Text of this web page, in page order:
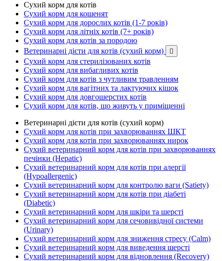
Сухий корм для котів
Сухий корм для кошенят
Сухий корм для дорослих котів (1-7 років)
Сухий корм для літніх котів (7+ років)
Сухий корм для котів за породою
Ветеринарні дієти для котів (сухий корм)

Сухий корм для стерилізованих котів
Сухий корм для вибагливих котів
Сухий корм для котів з чутливим травленням
Сухий корм для вагітних та лактуючих кішок
Сухий корм для довгошерстих котів
Сухий корм для котів, що живуть у приміщенні
Ветеринарні дієти для котів (сухий корм)
Сухий корм для котів при захворюваннях ШКТ
Сухий корм для котів при захворюваннях нирок
Сухий ветеринарний корм для котів при захворюваннях
печінки (Hepatic)
Сухий ветеринарний корм для котів при алергії
(Hypoallergenic)
Сухий ветеринарний корм для контролю ваги (Satiety)
Сухий ветеринарний корм для котів при діабеті
(Diabetic)
Сухий ветеринарний корм для шкіри та шерсті
Сухий ветеринарний корм для сечовивідної системи
(Urinary)
Сухий ветеринарний корм для зниження стресу (Calm)
Сухий ветеринарний корм для виведення шерсті
Сухий ветеринарний корм для відновлення (Recovery)